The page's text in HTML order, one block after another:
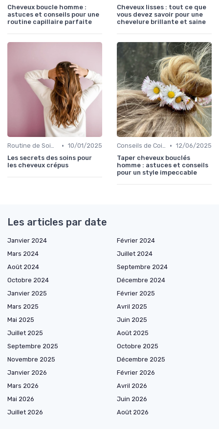
Cheveux boucle homme :
astuces et conseils pour une
routine capillaire parfaite
Cheveux lisses : tout ce que
vous devez savoir pour une
chevelure brillante et saine
Routine de Soins pour Cheveux Bouclés • 10/01/2025
Les secrets des soins pour
les cheveux crépus
Conseils de Coiffage • 12/06/2025
Taper cheveux bouclés
homme : astuces et conseils
pour un style impeccable
Les articles par date
Janvier 2024
Février 2024
Mars 2024
Juillet 2024
Août 2024
Septembre 2024
Octobre 2024
Décembre 2024
Janvier 2025
Février 2025
Mars 2025
Avril 2025
Mai 2025
Juin 2025
Juillet 2025
Août 2025
Septembre 2025
Octobre 2025
Novembre 2025
Décembre 2025
Janvier 2026
Février 2026
Mars 2026
Avril 2026
Mai 2026
Juin 2026
Juillet 2026
Août 2026